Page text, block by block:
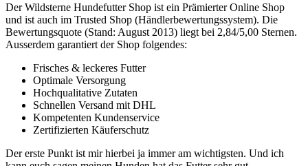
Der Wildsterne Hundefutter Shop ist ein Prämierter Online Shop
und ist auch im Trusted Shop (Händlerbewertungssystem). Die
Bewertungsquote (Stand: August 2013) liegt bei 2,84/5,00 Sternen.
Ausserdem garantiert der Shop folgendes:
Frisches & leckeres Futter
Optimale Versorgung
Hochqualitative Zutaten
Schnellen Versand mit DHL
Kompetenten Kundenservice
Zertifizierten Käuferschutz
Der erste Punkt ist mir hierbei ja immer am wichtigsten. Und ich